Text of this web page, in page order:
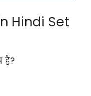
Hindi Set
है?